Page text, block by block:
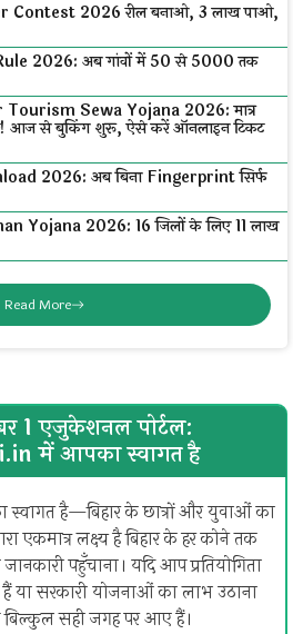
2026 रील बनाओ, ₹3 लाख पाओ,
2026: अब गांवों में ₹50 से ₹5000 तक
Sewa Yojana 2026: मात्र
आज से बुकिंग शुरू, ऐसे करें ऑनलाइन टिकट
2026: अब बिना Fingerprint सिर्फ
Yojana 2026: 16 जिलों के लिए ₹11 लाख
Read More
1 एजुकेशनल पोर्टल:
में आपका स्वागत है
है—बिहार के छात्रों और युवाओं का
एकमात्र लक्ष्य है बिहार के हर कोने तक
पहुँचाना। यदि आप प्रतियोगिता
हैं या सरकारी योजनाओं का लाभ उठाना
सही जगह पर आए हैं।